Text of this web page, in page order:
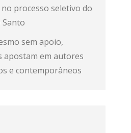
processo seletivo do
Santo
sem apoio,
apostam em autores
e contemporâneos